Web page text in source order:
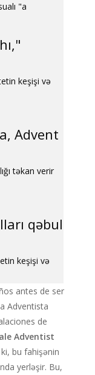
"a...
keşişi və
Advent
təkan verir
qəbul
keşişi və
antes de ser
Adventista
de
Adventist
bu fahişənin
yerləşir. Bu,